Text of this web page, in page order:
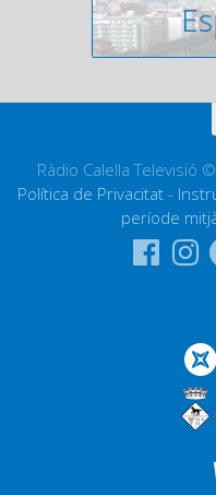
Ràdio Calella Televisió
Política de Privacitat -
període